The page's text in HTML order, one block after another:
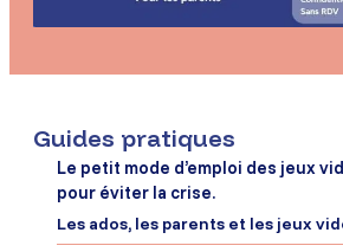
Guides pratiques
Le petit mode d’emploi des jeux
pour éviter la crise.
Les ados, les parents et les jeux